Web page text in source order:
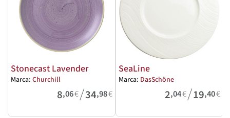
Stonecast Lavender
Marca: Churchill
8,06€/34,98€
SeaLine
Marca: DasSchöne
2,04€/19,40€